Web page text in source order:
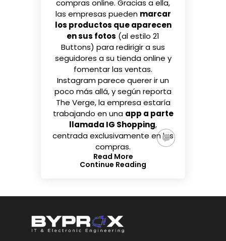
compras online. Gracias a ella,
las empresas pueden marcar
los productos que aparecen
en sus fotos (al estilo 21
Buttons) para redirigir a sus
seguidores a su tienda online y
fomentar las ventas.
Instagram parece querer ir un
poco más allá, y según reporta
The Verge, la empresa estaría
trabajando en una app a parte
llamada IG Shopping,
centrada exclusivamente en las
compras.
Read More
Continue Reading